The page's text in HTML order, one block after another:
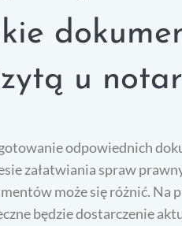
u
odpowiednich
załatwiania spraw
może się różnić. Na
będzie dostarczenie